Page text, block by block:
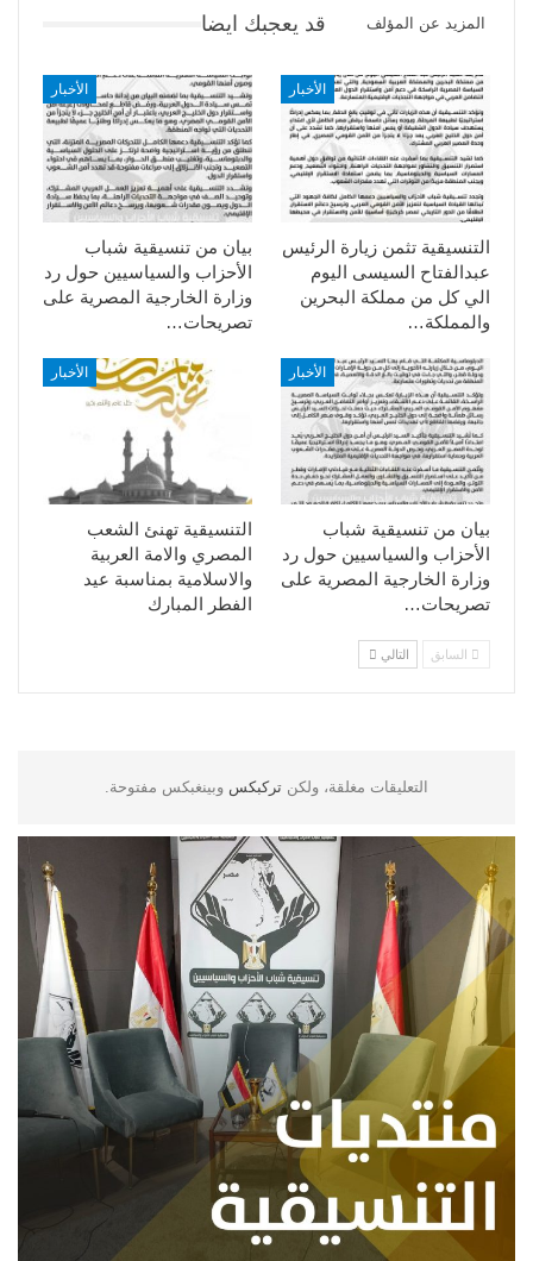
قد يعجبك ايضا المزيد عن المؤلف
الأخبار
بيان من تنسيقية شباب
الأحزاب والسياسيين حول رد
وزارة الخارجية المصرية على
تصريحات…
الأخبار
التنسيقية تثمن زيارة الرئيس
عبدالفتاح السيسى اليوم
الي كل من مملكة البحرين
والمملكة…
الأخبار
التنسيقية تهنئ الشعب
المصري والامة العربية
والاسلامية بمناسبة عيد
الفطر المبارك
الأخبار
بيان من تنسيقية شباب
الأحزاب والسياسيين حول رد
وزارة الخارجية المصرية على
تصريحات…
السابق التالي
التعليقات مغلقة، ولكن تركبكس وبينغبكس مفتوحة.